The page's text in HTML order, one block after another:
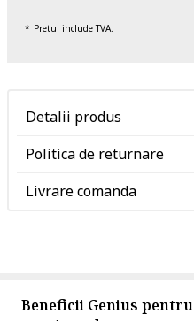
Pretul include TVA.
Detalii produs
Politica de returnare
Livrare comanda
Beneficii Genius pentru